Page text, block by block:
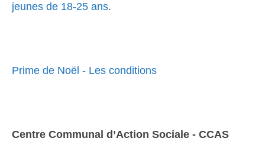
jeunes de 18-25 ans.
Prime de Noël - Les conditions
Centre Communal d’Action Sociale - CCAS